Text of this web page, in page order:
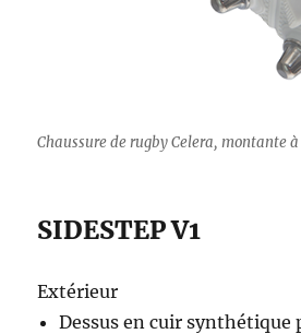
Chaussure de rugby Celera, montante
SIDESTEP V1
Extérieur
Dessus en cuir synthétique